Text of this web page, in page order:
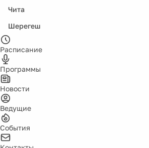
Чита
Шерегеш
Расписание
Программы
Новости
Ведущие
События